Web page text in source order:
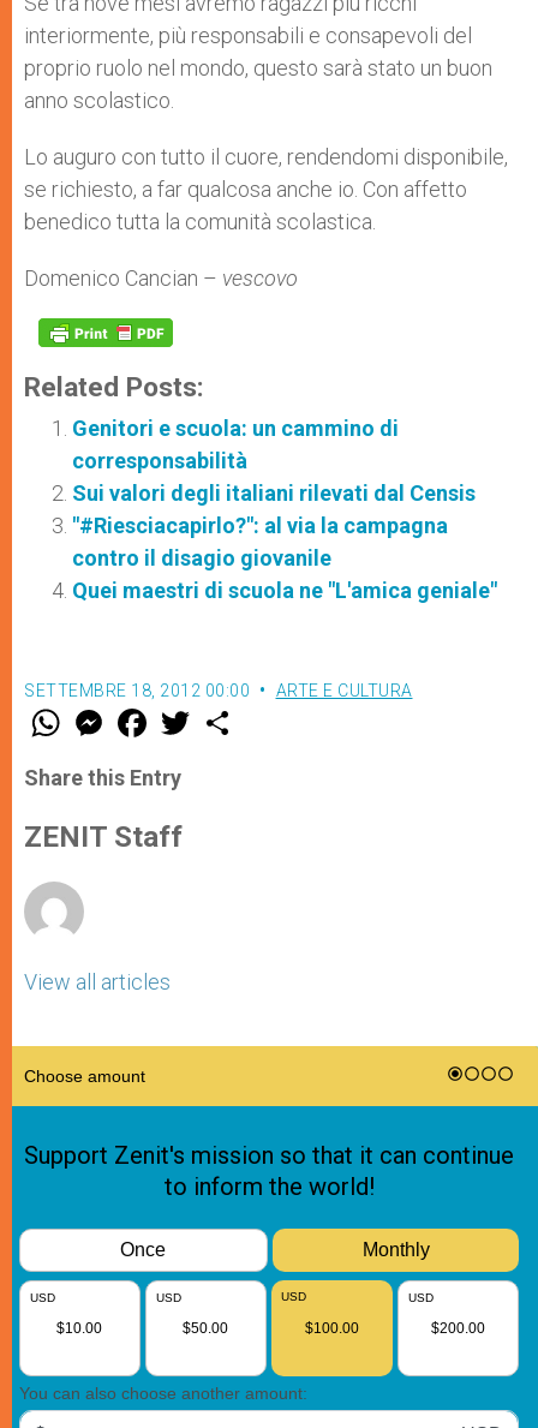
interiormente, più responsabili e consapevoli del
proprio ruolo nel mondo, questo sarà stato un buon
anno scolastico.
Lo auguro con tutto il cuore, rendendomi disponibile,
se richiesto, a far qualcosa anche io. Con affetto
benedico tutta la comunità scolastica.
Domenico Cancian – vescovo
Related Posts:
Genitori e scuola: un cammino di
corresponsabilità
Sui valori degli italiani rilevati dal Censis
"#Riesciacapirlo?": al via la campagna
contro il disagio giovanile
Quei maestri di scuola ne "L'amica geniale"
SETTEMBRE 18, 2012 00:00 ARTE E CULTURA
W
t
s
p
p
M
e
s
e
g
e
F
a
e
b
o
k
w
Share this Entry
ZENIT Staff
View all articles